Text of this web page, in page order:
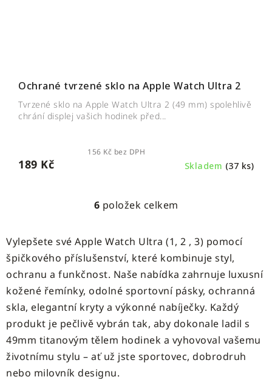
Ochrané tvrzené sklo na Apple Watch Ultra 2
Skladem (37 ks)
156 Kč bez DPH
189 Kč
Tvrzené sklo na Apple Watch Ultra 2 (49 mm) spolehlivě
chrání displej vašich hodinek před...
O
á
d
a
c
í
p
r
v
k
6 položek celkem
Vylepšete své Apple Watch Ultra (1, 2 , 3) pomocí
špičkového příslušenství, které kombinuje styl,
ochranu a funkčnost. Naše nabídka zahrnuje luxusní
kožené řemínky, odolné sportovní pásky, ochranná
skla, elegantní kryty a výkonné nabíječky. Každý
produkt je pečlivě vybrán tak, aby dokonale ladil s
49mm titanovým tělem hodinek a vyhovoval vašemu
životnímu stylu – ať už jste sportovec, dobrodruh
nebo milovník designu.